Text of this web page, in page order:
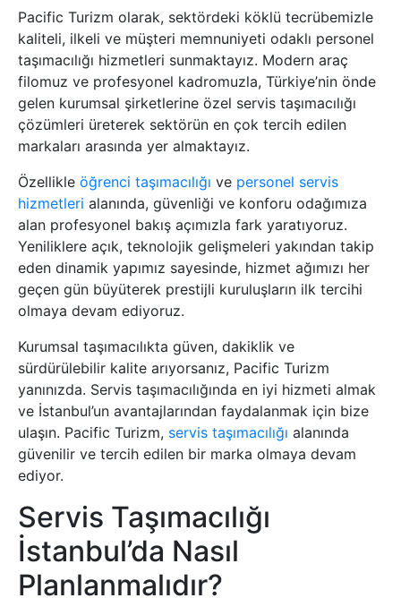
Pacific Turizm olarak, sektördeki köklü tecrübemizle
kaliteli, ilkeli ve müşteri memnuniyeti odaklı personel
taşımacılığı hizmetleri sunmaktayız. Modern araç
filomuz ve profesyonel kadromuzla, Türkiye’nin önde
gelen kurumsal şirketlerine özel servis taşımacılığı
çözümleri üreterek sektörün en çok tercih edilen
markaları arasında yer almaktayız.
Özellikle öğrenci taşımacılığı ve personel servis
hizmetleri alanında, güvenliği ve konforu odağımıza
alan profesyonel bakış açımızla fark yaratıyoruz.
Yeniliklere açık, teknolojik gelişmeleri yakından takip
eden dinamik yapımız sayesinde, hizmet ağımızı her
geçen gün büyüterek prestijli kuruluşların ilk tercihi
olmaya devam ediyoruz.
Kurumsal taşımacılıkta güven, dakiklik ve
sürdürülebilir kalite arıyorsanız, Pacific Turizm
yanınızda. Servis taşımacılığında en iyi hizmeti almak
ve İstanbul’un avantajlarından faydalanmak için bize
ulaşın. Pacific Turizm, servis taşımacılığı alanında
güvenilir ve tercih edilen bir marka olmaya devam
ediyor.
Servis Taşımacılığı
İstanbul’da Nasıl
Planlanmalıdır?